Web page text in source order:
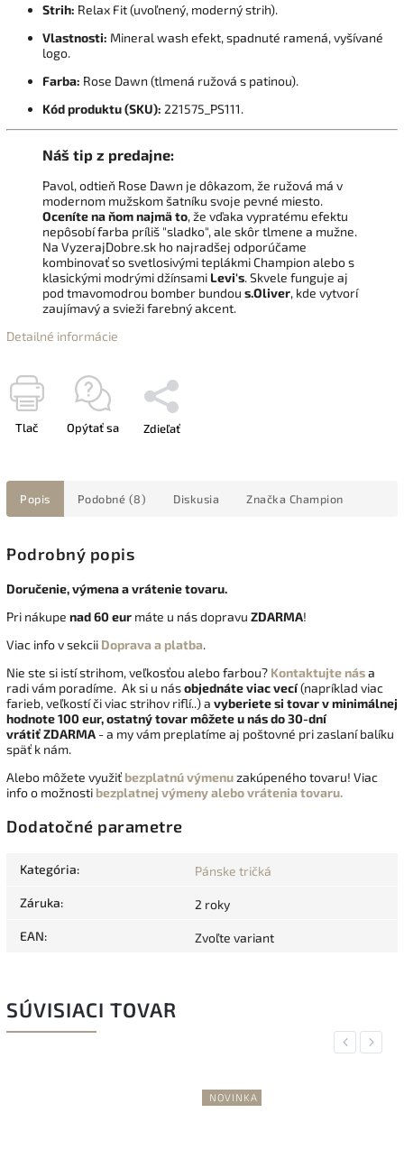
Strih: Relax Fit (uvoľnený, moderný strih).
Vlastnosti: Mineral wash efekt, spadnuté ramená, vyšívané
logo.
Farba: Rose Dawn (tlmená ružová s patinou).
Kód produktu (SKU): 221575_PS111.
Náš tip z predajne:
Pavol, odtieň Rose Dawn je dôkazom, že ružová má v
modernom mužskom šatníku svoje pevné miesto.
Oceníte na ňom najmä to, že vďaka vypratému efektu
nepôsobí farba príliš "sladko", ale skôr tlmene a mužne.
Na VyzerajDobre.sk ho najradšej odporúčame
kombinovať so svetlosivými teplákmi Champion alebo s
klasickými modrými džínsami Levi's. Skvele funguje aj
pod tmavomodrou bomber bundou s.Oliver, kde vytvorí
zaujímavý a svieži farebný akcent.
Detailné informácie
Tlač Opýtať sa Zdieľať
Popis Podobné (8) Diskusia Značka Champion
Podrobný popis
Doručenie, výmena a vrátenie tovaru.
Pri nákupe nad 60 eur máte u nás dopravu ZDARMA!
Viac info v sekcii Doprava a platba.
Nie ste si istí strihom, veľkosťou alebo farbou? Kontaktujte nása
radi vám poradíme. Ak si u násobjednáte viac vecí(napríklad viac
farieb, veľkostí či viac strihov riflí..) a vyberiete si tovar v minimálnej
hodnote 100 eur, ostatný tovar môžete u nás do 30-dní
vrátiťZDARMA - a my vám preplatíme aj poštovné pri zaslaní balíku
späť k nám.
Alebo môžete využiť bezplatnú výmenuzakúpeného tovaru! Viac
info o možnosti bezplatnej výmeny alebo vrátenia tovaru.
Dodatočné parametre
Kategória: Pánske tričká
Záruka: 2 roky
EAN: Zvoľte variant
SÚVISIACI TOVAR
Previous
NOVINKA
Next